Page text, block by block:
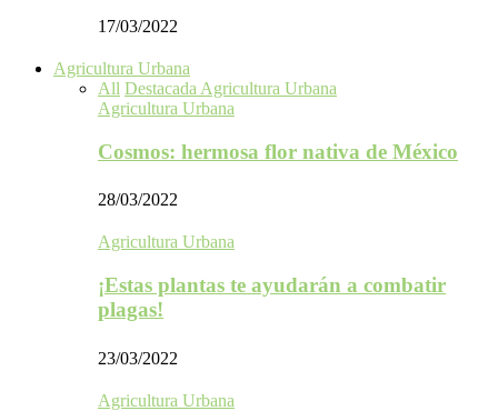
17/03/2022
Agricultura Urbana
All Destacada Agricultura Urbana
Agricultura Urbana
Cosmos: hermosa flor nativa de México
28/03/2022
Agricultura Urbana
¡Estas plantas te ayudarán a combatir
plagas!
23/03/2022
Agricultura Urbana